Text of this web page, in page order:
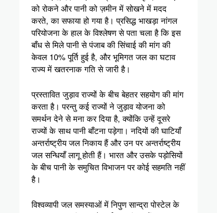
को रोकने और पानी को ज़मीन में सोखने में मदद
करते, का सफाया हो गया है। प्रसिद्ध भाखड़ा नांगल
परियोजना के हाल के विश्लेषण से पता चला है कि इस
बाँध से मिले पानी से पंजाब की सिंचाई की मांग की
केवल 10% पूर्ति हुई है, और भूमिगत जल का घटाव
राज्य में खतरनाक गति से जारी है।
प्रस्तावित जुड़ाव राज्यों के बीच बेहतर सहयोग की मांग
करता है। परन्तु कई राज्यों ने जुड़ाव योजना को
समर्थन देने से मना कर दिया है, क्योंकि उन्हें दूसरे
राज्यों के साथ पानी बाँटना पड़ेगा। नदियों की घाटियाँ
अन्तर्राष्ट्रीय जल निकाय हैं और उन पर अन्तर्राष्ट्रीय
जल सन्धियाँ लागू होती हैं। भारत और उसके पड़ोसियों
के बीच पानी के समुचित विभाजन पर कोई सहमति नहीं
है।
विश्वव्यापी जल समस्याओं में निपुण सान्द्रा पोस्टेल के